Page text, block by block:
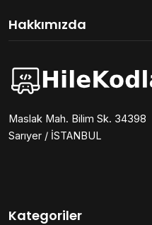
Hakkımızda
Maslak Mah. Bilim Sk. 34398
Sarıyer / İSTANBUL
Kategoriler